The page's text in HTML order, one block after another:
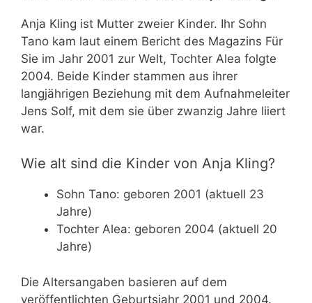
Anja Kling ist Mutter zweier Kinder. Ihr Sohn
Tano kam laut einem Bericht des Magazins Für
Sie im Jahr 2001 zur Welt, Tochter Alea folgte
2004. Beide Kinder stammen aus ihrer
langjährigen Beziehung mit dem Aufnahmeleiter
Jens Solf, mit dem sie über zwanzig Jahre liiert
war.
Wie alt sind die Kinder von Anja Kling?
Sohn Tano: geboren 2001 (aktuell 23
Jahre)
Tochter Alea: geboren 2004 (aktuell 20
Jahre)
Die Altersangaben basieren auf dem
veröffentlichten Geburtsjahr 2001 und 2004.